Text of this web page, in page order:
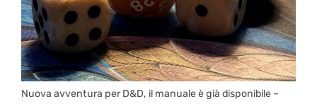
Nuova avventura per D&D, il manuale è già disponibile –